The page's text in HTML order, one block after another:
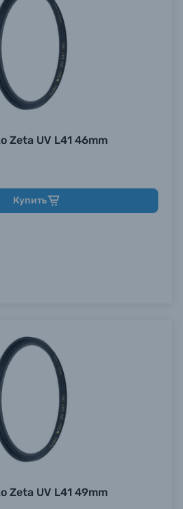
Zeta UV L41 46mm
Купить
Zeta UV L41 49mm